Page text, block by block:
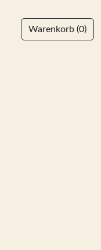
Warenkorb (0)